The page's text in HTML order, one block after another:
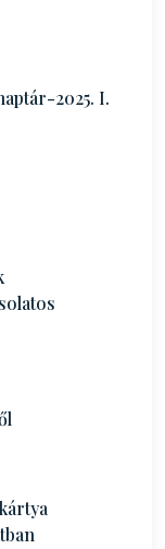
2025. I.